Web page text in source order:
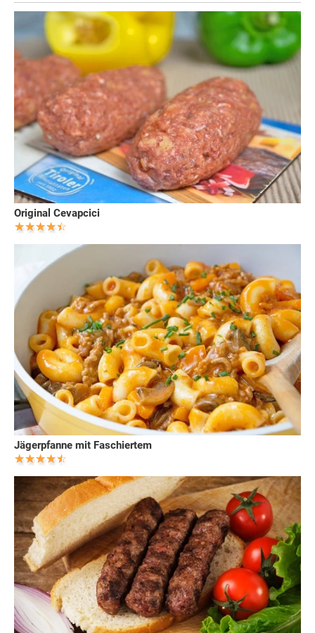
Original Cevapcici
Jägerpfanne mit Faschiertem